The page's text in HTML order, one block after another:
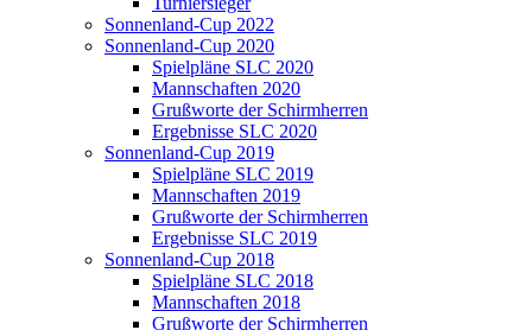
Sonnenland-Cup 2022
Sonnenland-Cup 2020
Spielpläne SLC 2020
Mannschaften 2020
Grußworte der Schirmherren
Ergebnisse SLC 2020
Sonnenland-Cup 2019
Spielpläne SLC 2019
Mannschaften 2019
Grußworte der Schirmherren
Ergebnisse SLC 2019
Sonnenland-Cup 2018
Spielpläne SLC 2018
Mannschaften 2018
Grußworte der Schirmherren